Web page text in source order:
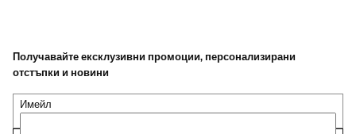
Получавайте ексклузивни промоции, персонализирани
отстъпки и новини
Имейл